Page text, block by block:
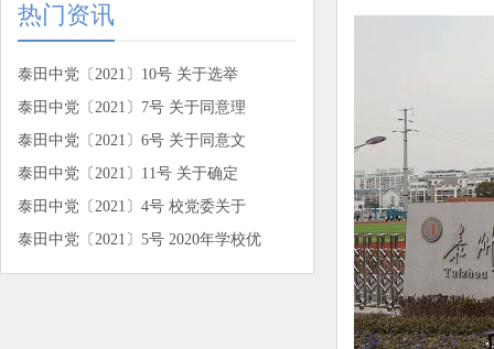
热门资讯
泰田中党〔2021〕10号 关于选举
泰田中党〔2021〕7号 关于同意理
泰田中党〔2021〕6号 关于同意文
泰田中党〔2021〕11号 关于确定
泰田中党〔2021〕4号 校党委关于
泰田中党〔2021〕5号 2020年学校优